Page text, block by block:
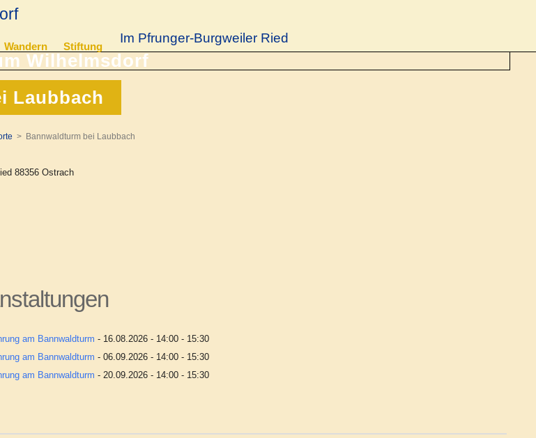
Im Pfrunger-Burgweiler Ried
Wandern Stiftung
Laubbach
Bannwaldturm bei Laubbach
88356 Ostrach
am Bannwaldturm - 16.08.2026 - 14:00 - 15:30
am Bannwaldturm - 06.09.2026 - 14:00 - 15:30
am Bannwaldturm - 20.09.2026 - 14:00 - 15:30